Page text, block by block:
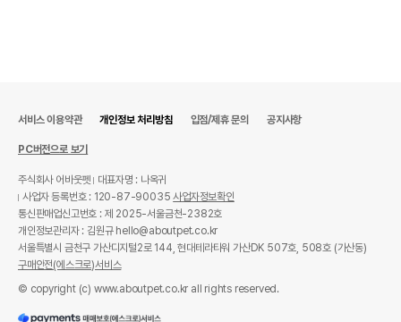
또는 소비자상담 관련
어바웃펫 // 1644-9601
유통기한
이후인 상품이 출고됩니다.
단, 상품명에 유통기한 명시된 경우, 해당
유통기한을 따릅니다.
서비스 이용약관 개인정보 처리방침 입점/제휴 문의 공지사항
PC버전으로 보기
주식회사 어바웃펫
대표자명 : 나옥귀
사업자 등록번호 : 120-87-90035사업자정보확인
통신판매업신고번호 : 제 2025-서울금천-2382호
개인정보관리자 : 김원규 hello@aboutpet.co.kr
서울특별시 금천구 가산디지털2로 144, 현대테라타워 가산DK 507호, 508호 (가산동)
구매안전(에스크로)서비스
© copyright (c) www.aboutpet.co.kr all rights reserved.